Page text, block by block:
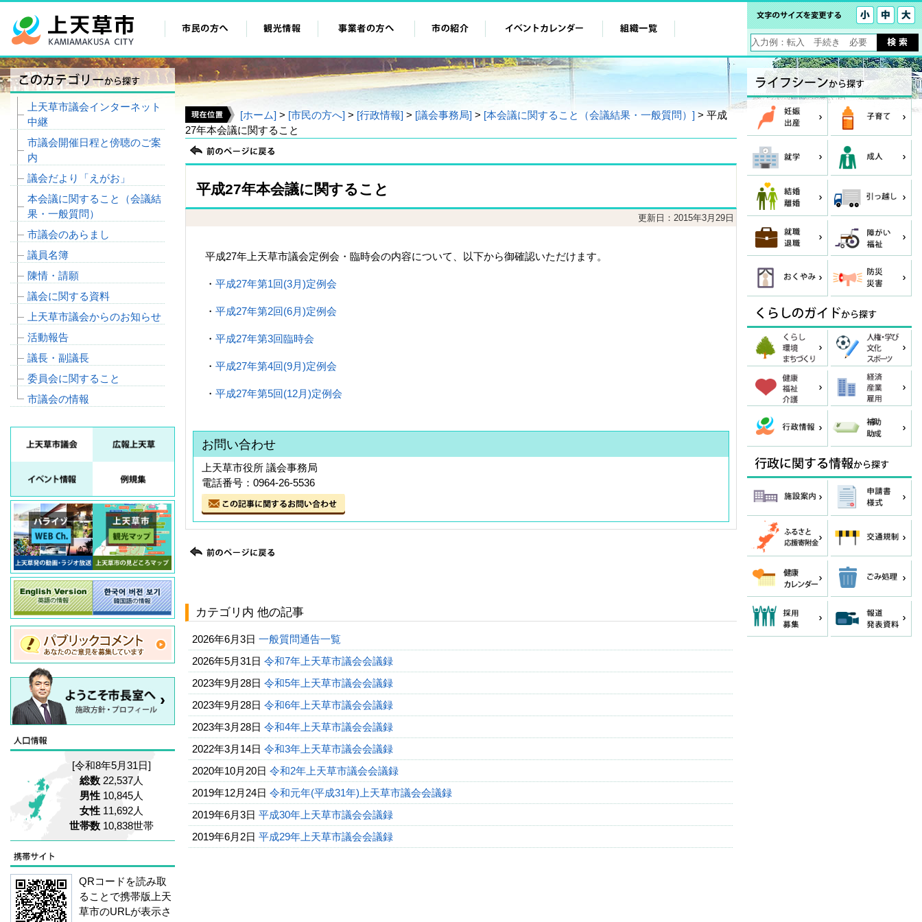
[ホーム] > [市民の方へ] > [行政情報] > [議会事務局] > [本会議に関すること（会議結果・一般質問）] > 平成
27年本会議に関すること
平成27年本会議に関すること
更新日：2015年3月29日
平成27年上天草市議会定例会・臨時会の内容について、以下から御確認いただけます。
・ 平成27年第1回(3月)定例会
・ 平成27年第2回(6月)定例会
・ 平成27年第3回臨時会
・ 平成27年第4回(9月)定例会
・ 平成27年第5回(12月)定例会
お問い合わせ
上天草市役所 議会事務局
電話番号：0964-26-5536
カテゴリ内 他の記事
2026年6月3日 一般質問通告一覧
2026年5月31日 令和7年上天草市議会会議録
2023年9月28日 令和5年上天草市議会会議録
2023年9月28日 令和6年上天草市議会会議録
2023年3月28日 令和4年上天草市議会会議録
2022年3月14日 令和3年上天草市議会会議録
2020年10月20日 令和2年上天草市議会会議録
2019年12月24日 令和元年(平成31年)上天草市議会会議録
2019年6月3日 平成30年上天草市議会会議録
2019年6月2日 平成29年上天草市議会会議録
上天草市議会インターネット
中継
市議会開催日程と傍聴のご案
内
議会だより「えがお」
本会議に関すること（会議結
果・一般質問）
市議会のあらまし
議員名簿
陳情・請願
議会に関する資料
上天草市議会からのお知らせ
活動報告
議長・副議長
委員会に関すること
市議会の情報
[令和8年5月31日]
総数 22,537人
男性 10,845人
女性 11,692人
世帯数 10,838世帯
QRコードを読み取
ることで携帯版上天
草市のURLが表示さ